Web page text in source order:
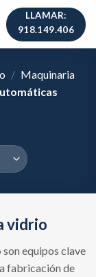
LLAMAR:
918.149.406
/ Maquinaria
vidrio
son equipos clave
fabricación de